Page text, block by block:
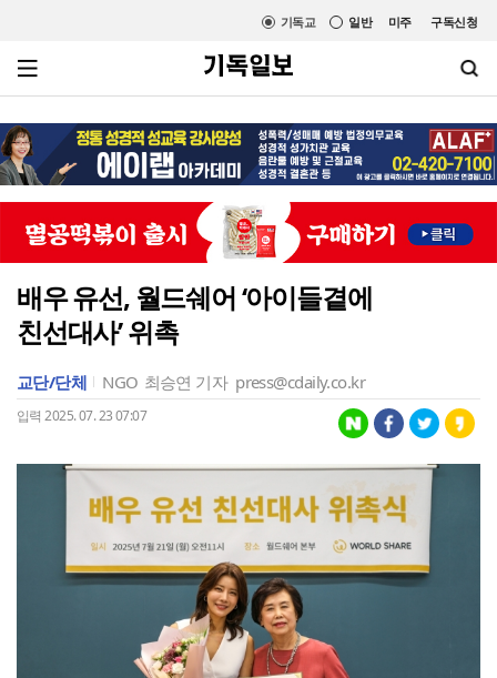
미주 구독신청
일반
기독교
배우 유선, 월드쉐어 ‘아이들곁에
친선대사’ 위촉
교단/단체 NGO 최승연 기자 press@cdaily.co.kr
입력 2025. 07. 23 07:07